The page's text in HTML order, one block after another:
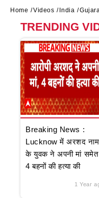
Home Videos India
TRENDING
Breaking News :
Lucknow में अरशद नाम
के युवक ने अपनी मां समेत
4 बहनों की हत्या की
1 Year